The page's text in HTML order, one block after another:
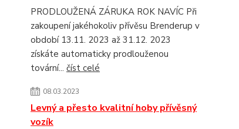
PRODLOUŽENÁ ZÁRUKA ROK NAVÍC Při
zakoupení jakéhokoliv přívěsu Brenderup v
období 13.11. 2023 až 31.12. 2023
získáte automaticky prodlouženou
tovární... číst celé
08.03.2023
Levný a přesto kvalitní hoby přívěsný
vozík